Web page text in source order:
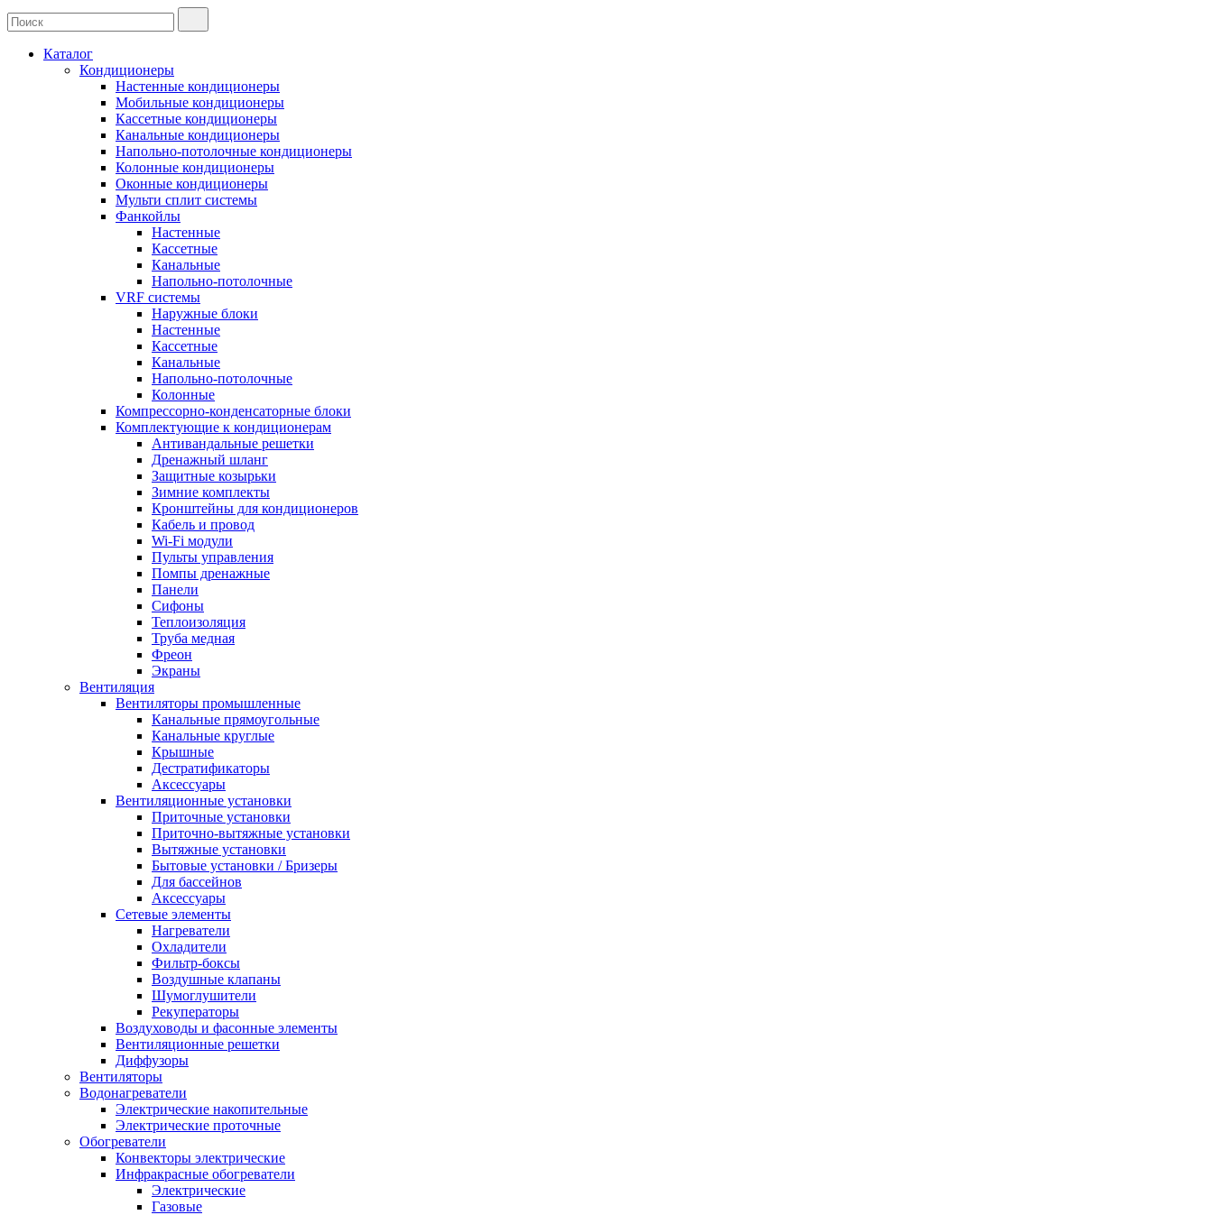
Каталог
Кондиционеры
Настенные кондиционеры
Мобильные кондиционеры
Кассетные кондиционеры
Канальные кондиционеры
Напольно-потолочные кондиционеры
Колонные кондиционеры
Оконные кондиционеры
Мульти сплит системы
Фанкойлы
Настенные
Кассетные
Канальные
Напольно-потолочные
VRF системы
Наружные блоки
Настенные
Кассетные
Канальные
Напольно-потолочные
Колонные
Компрессорно-конденсаторные блоки
Комплектующие к кондиционерам
Антивандальные решетки
Дренажный шланг
Защитные козырьки
Зимние комплекты
Кронштейны для кондиционеров
Кабель и провод
Wi-Fi модули
Пульты управления
Помпы дренажные
Панели
Сифоны
Теплоизоляция
Труба медная
Фреон
Экраны
Вентиляция
Вентиляторы промышленные
Канальные прямоугольные
Канальные круглые
Крышные
Дестратификаторы
Аксессуары
Вентиляционные установки
Приточные установки
Приточно-вытяжные установки
Вытяжные установки
Бытовые установки / Бризеры
Для бассейнов
Аксессуары
Сетевые элементы
Нагреватели
Охладители
Фильтр-боксы
Воздушные клапаны
Шумоглушители
Рекуператоры
Воздуховоды и фасонные элементы
Вентиляционные решетки
Диффузоры
Вентиляторы
Водонагреватели
Электрические накопительные
Электрические проточные
Обогреватели
Конвекторы электрические
Инфракрасные обогреватели
Электрические
Газовые